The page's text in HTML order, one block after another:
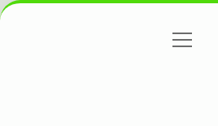
Gizlilik Politikası
menüyü